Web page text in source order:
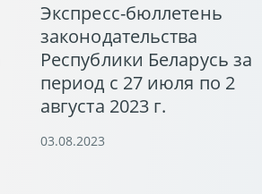
Экспресс-бюллетень
законодательства
Республики Беларусь за
период с 27 июля по 2
августа 2023 г.
03.08.2023